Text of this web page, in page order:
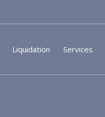
Liquidation Services